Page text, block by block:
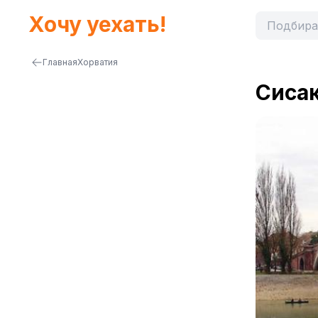
Хочу уехать!
ГлавнаяХорватия